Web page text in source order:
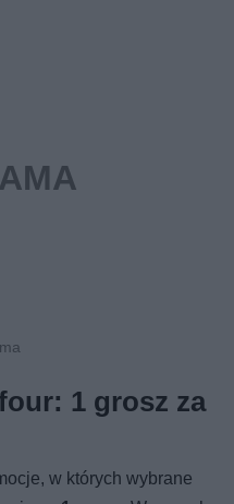
1 grosz za
w których wybrane